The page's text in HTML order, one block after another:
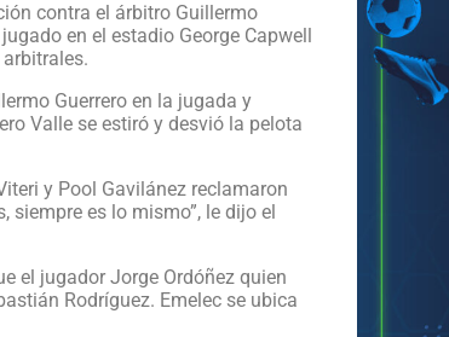
contra el árbitro Guillermo
en el estadio George Capwell
Guerrero en la jugada y
Valle se estiró y desvió la pelota
y Pool Gavilánez reclamaron
es lo mismo”, le dijo el
el jugador Jorge Ordóñez quien
Rodríguez. Emelec se ubica